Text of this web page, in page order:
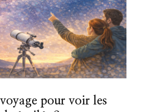
pour voir les